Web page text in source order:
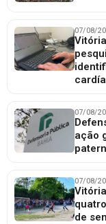
07/08/
07/08/
ação
07/08/
de